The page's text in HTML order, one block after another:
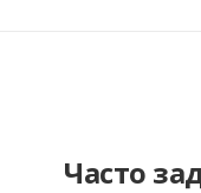
Часто